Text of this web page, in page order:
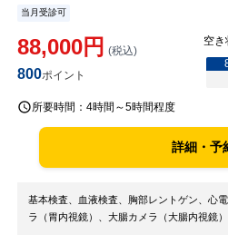
当月受診可
88,000円 (税込)
800ポイント
空き
所要時間： 4時間～5時間程度
詳細・予
基本検査、血液検査、胸部レントゲン、心
ラ（胃内視鏡）、大腸カメラ（大腸内視鏡